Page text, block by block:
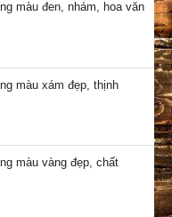
màu đen, nhám, hoa văn
màu xám đẹp, thịnh
màu vàng đẹp, chất